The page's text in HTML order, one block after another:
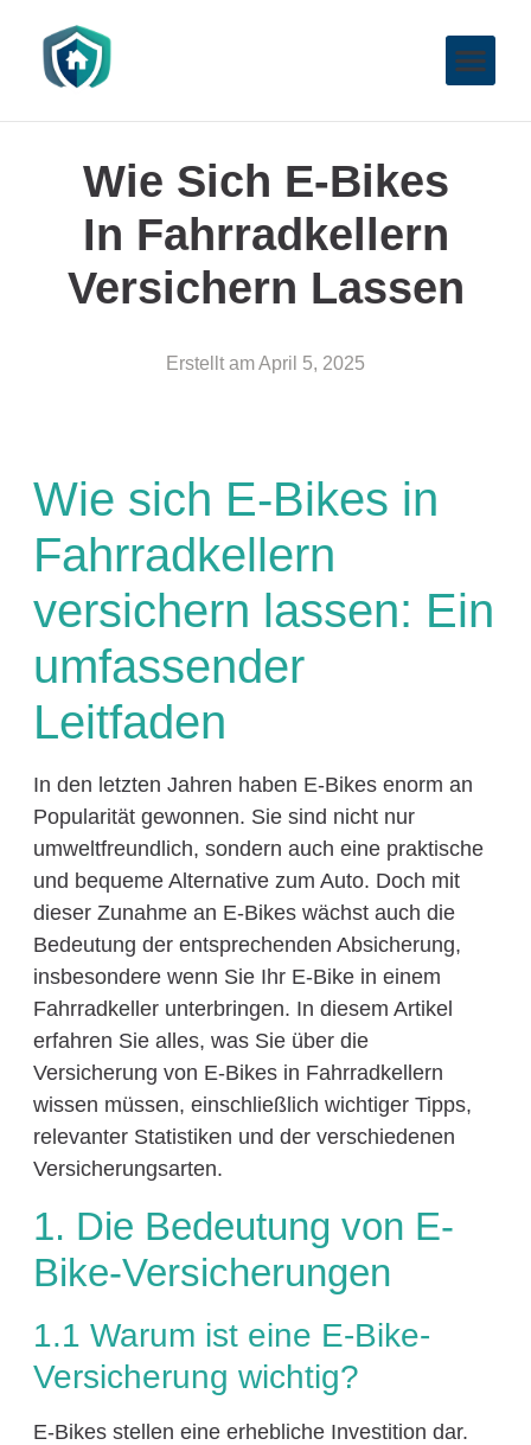
Wie Sich E-Bikes
In Fahrradkellern
Versichern Lassen
Erstellt amApril 5, 2025
Wie sich E-Bikes in
Fahrradkellern
versichern lassen: Ein
umfassender
Leitfaden
In den letzten Jahren haben E-Bikes enorm an
Popularität gewonnen. Sie sind nicht nur
umweltfreundlich, sondern auch eine praktische
und bequeme Alternative zum Auto. Doch mit
dieser Zunahme an E-Bikes wächst auch die
Bedeutung der entsprechenden Absicherung,
insbesondere wenn Sie Ihr E-Bike in einem
Fahrradkeller unterbringen. In diesem Artikel
erfahren Sie alles, was Sie über die
Versicherung von E-Bikes in Fahrradkellern
wissen müssen, einschließlich wichtiger Tipps,
relevanter Statistiken und der verschiedenen
Versicherungsarten.
1. Die Bedeutung von E-
Bike-Versicherungen
1.1 Warum ist eine E-Bike-
Versicherung wichtig?
E-Bikes stellen eine erhebliche Investition dar.